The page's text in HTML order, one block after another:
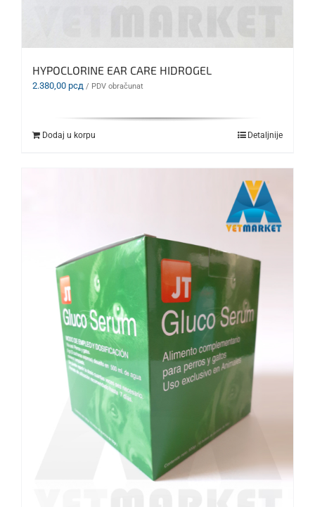
HYPOCLORINE EAR CARE HIDROGEL
2.380,00 рсд / PDV obračunat
Dodaj u korpu Detaljnije